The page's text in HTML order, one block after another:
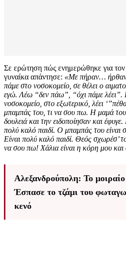
Σε ερώτηση πώς ενημερώθηκε για τον
γυναίκα απάντησε: «Με πήραν…
πάμε στο νοσοκομείο, σε θέλει ο
εγώ. Λέω “δεν πάω”, “όχι πάμε
νοσοκομείο, στο εξωτερικό, λέει
μπαμπάς του, τι να σου πω. Η μαμά
δουλειά και την ειδοποίησαν και
πολύ καλό παιδί. Ο μπαμπάς του είναι
Είναι πολύ καλό παιδί. Θεός σχωρέσ’
να σου πω! Χάλια είναι η κόρη μου και
Αλεξανδρούπολη: Το
Έσπασε το τζάμι του
κενό